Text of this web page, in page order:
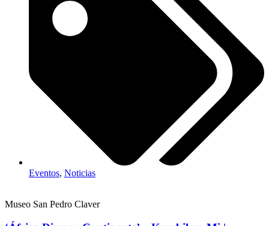
Eventos, Noticias
Museo San Pedro Claver